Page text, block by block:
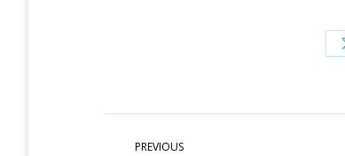
navigation
PREVIOUS